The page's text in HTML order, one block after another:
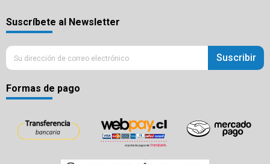
Suscríbete al Newsletter
Suscribir
Formas de pago